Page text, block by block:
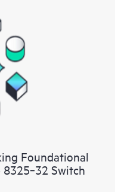
Foundational
8325‑32 Switch